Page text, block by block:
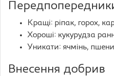
Кращі: ріпак, горох,
Хороші: кукурудза
Уникати: ячмінь,
Внесення добрив